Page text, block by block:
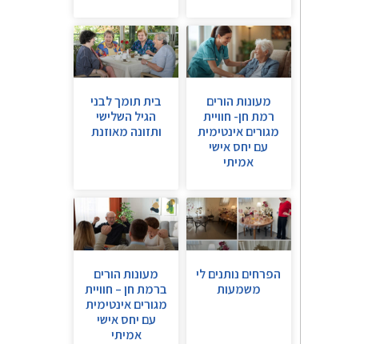
מעונות הורים
רמת חן- חוויית
מגורים אינטימית
עם יחס אישי
אמיתי
בית תומך לבני
הגיל השלישי
ותזונה מאוזנת
הפרחים נותנים לי
משמעות
מעונות הורים
ברמת חן – חוויית
מגורים אינטימית
עם יחס אישי
אמיתי